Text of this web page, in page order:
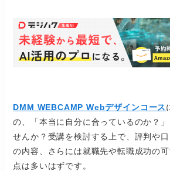
DMM WEBCAMP Webデザインコース
の、「本当に自分に合っているのか？
せんか？受講を検討する上で、評判や
の内容、さらには就職先や転職成功の
点は多いはずです。